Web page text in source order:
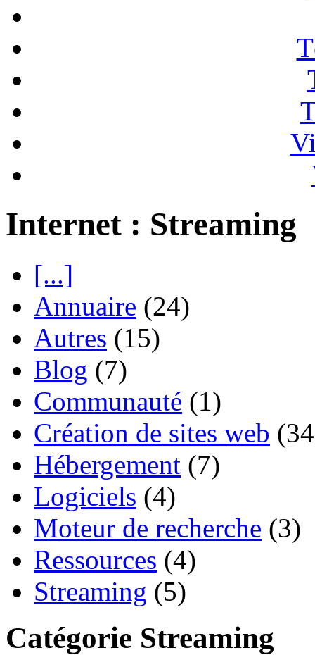
Internet : Streaming
[...]
Annuaire (24)
Autres (15)
Blog (7)
Communauté (1)
Création de sites web
Hébergement (7)
Logiciels (4)
Moteur de recherche (3)
Ressources (4)
Streaming (5)
Catégorie Streaming